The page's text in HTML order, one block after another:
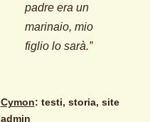
padre era un
marinaio, mio
figlio lo sarà.”
Cymon: testi, storia, site
admin